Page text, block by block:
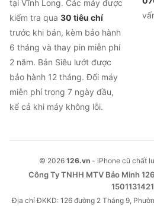
tại Vĩnh Long. Các máy được
kiểm tra qua 30 tiêu chí
trước khi bán, kèm bảo hành
6 tháng và thay pin miễn phí
2 năm. Bản Siêu lướt được
bảo hành 12 tháng. Đổi máy
miễn phí trong 7 ngày đầu,
kể cả khi máy không lỗi.
© 2026 126.vn- iPhone cũ chất
Công Ty TNHH MTV Bảo Minh
1501131421
Địa chỉ ĐKKD: 126 đường 2 Tháng 9,